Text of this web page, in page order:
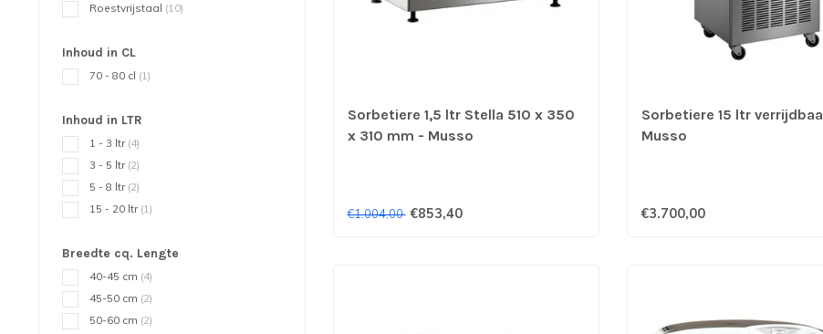
Roestvrijstaal (10)
Inhoud in CL
70 - 80 cl (1)
Inhoud in LTR
1 - 3 ltr (4)
3 - 5 ltr (2)
5 - 8 ltr (2)
15 - 20 ltr (1)
Breedte cq. Lengte
40-45 cm (4)
45-50 cm (2)
50-60 cm (2)
Sorbetiere 1,5 ltr Stella 510 x 350
x 310 mm - Musso
€1.004,00 €853,40
Sorbetiere 15 ltr
Musso
€3.700,00